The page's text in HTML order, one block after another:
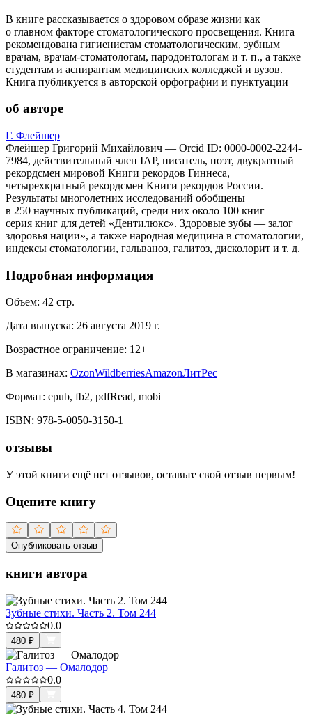
В книге рассказывается о здоровом образе жизни как
о главном факторе стоматологического просвещения. Книга
рекомендована гигиенистам стоматологическим, зубным
врачам, врачам-стоматологам, пародонтологам и т. п., а также
студентам и аспирантам медицинских колледжей и вузов.
Книга публикуется в авторской орфографии и пунктуации
об авторе
Г. Флейшер
Флейшер Григорий Михайлович — Orcid ID: 0000-0002-2244-
7984, действительный член IAP, писатель, поэт, двукратный
рекордсмен мировой Книги рекордов Гиннеса,
четырехкратный рекордсмен Книги рекордов России.
Результаты многолетних исследований обобщены
в 250 научных публикаций, среди них около 100 книг —
серия книг для детей «Дентилюкс». Здоровые зубы — залог
здоровья нации», а также народная медицина в стоматологии,
индексы стоматологии, гальваноз, галитоз, дисколорит и т. д.
Подробная информация
Объем: 42 стр.
Дата выпуска: 26 августа 2019 г.
Возрастное ограничение: 12+
В магазинах: OzonWildberriesAmazonЛитРес
Формат: epub, fb2, pdfRead, mobi
ISBN: 978-5-0050-3150-1
отзывы
У этой книги ещё нет отзывов, оставьте свой отзыв первым!
Оцените книгу
Опубликовать отзыв
книги автора
Зубные стихи. Часть 2. Том 244
0.0
480 ₽
Галитоз — Омалодор
0.0
480 ₽